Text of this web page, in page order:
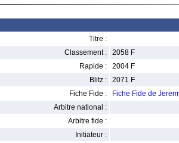
Titre :
Classement :
2058 F
Rapide :
2004 F
Blitz :
2071 F
Fiche Fide :
Fiche Fide de
Arbitre national :
Arbitre fide :
Initiateur :